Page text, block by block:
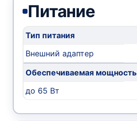
Питание
Тип питания
Внешний адаптер
Обеспечиваемая мощность
до 65 Вт